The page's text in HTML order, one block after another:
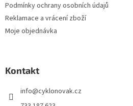
Podmínky ochrany osobních údajů
Reklamace a vrácení zboží
Moje objednávka
Kontakt
info@cyklonovak.cz